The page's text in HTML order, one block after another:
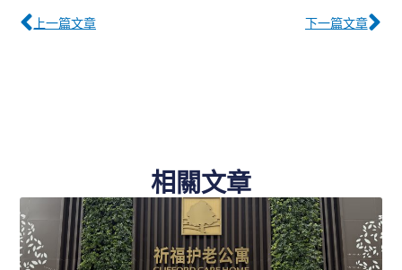
上一篇文章 下一篇文章
相關文章